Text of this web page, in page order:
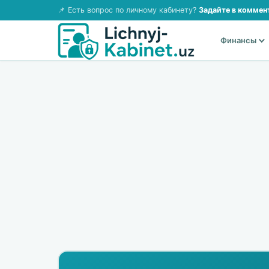
📌 Есть вопрос по личному кабинету? Задайте в
Финансы